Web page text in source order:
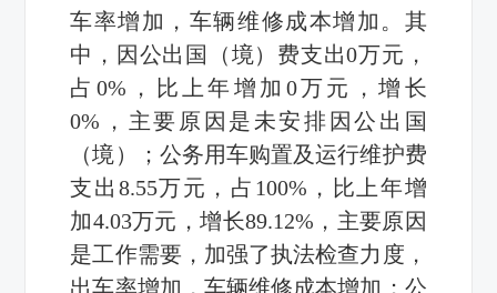
车率增加，车辆维修成本增加。其
中，因公出国（境）费支出0万元，
占 0% ，比上年增加 0万元，增长
0% ，主要原因是未安排因公出国
（境）；公务用车购置及运行维护费
支出 8.55万元，占 100% ，比上年增
加4.03万元，增长89.12% ，主要原因
是工作需要，加强了执法检查力度，
出车率增加，车辆维修成本增加；公